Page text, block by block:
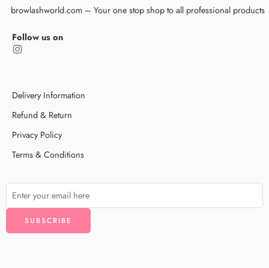
browlashworld.com – Your one stop shop to all professional products
Follow us on
Delivery Information
Refund & Return
Privacy Policy
Terms & Conditions